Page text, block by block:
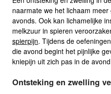
naarmate we het lichaam
avonds. Ook kan lichamelijke
melkzuur in spieren
spierpijn. Tijdens de
die avond begint het pijnlijke
kniepijn uit zich pas in de
Ontsteking en zwelling